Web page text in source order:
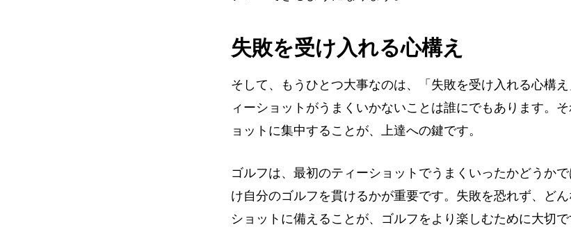
失敗を受け入れる心構え
そして、もうひとつ大事なのは、「失敗を受け入れる心構
ィーショットがうまくいかないことは誰にでもあります。
ョットに集中することが、上達への鍵です。
ゴルフは、最初のティーショットでうまくいったかどうか
け自分のゴルフを貫けるかが重要です。失敗を恐れず、ど
ショットに備えることが、ゴルフをより楽しむために大切で